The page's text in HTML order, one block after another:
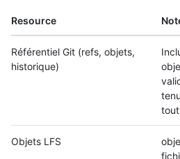
Resource
Référentiel Git (refs, objets,
historique)
Objets LFS